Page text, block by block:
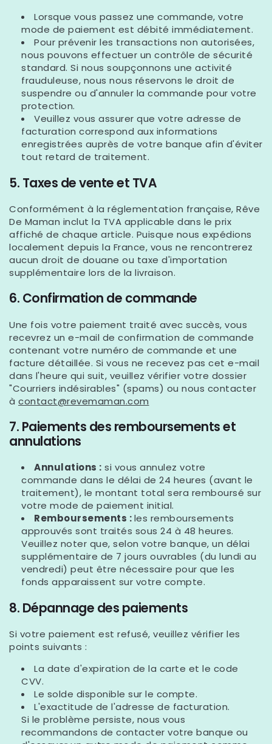
Lorsque vous passez une commande, votre
mode de paiement est débité immédiatement.
Pour prévenir les transactions non autorisées,
nous pouvons effectuer un contrôle de sécurité
standard. Si nous soupçonnons une activité
frauduleuse, nous nous réservons le droit de
suspendre ou d'annuler la commande pour votre
protection.
Veuillez vous assurer que votre adresse de
facturation correspond aux informations
enregistrées auprès de votre banque afin d'éviter
tout retard de traitement.
5. Taxes de vente et TVA
Conformément à la réglementation française, Rêve
De Maman inclut la TVA applicable dans le prix
affiché de chaque article. Puisque nous expédions
localement depuis la France, vous ne rencontrerez
aucun droit de douane ou taxe d'importation
supplémentaire lors de la livraison.
6. Confirmation de commande
Une fois votre paiement traité avec succès, vous
recevrez un e-mail de confirmation de commande
contenant votre numéro de commande et une
facture détaillée. Si vous ne recevez pas cet e-mail
dans l'heure qui suit, veuillez vérifier votre dossier
"Courriers indésirables" (spams) ou nous contacter
à contact@revemaman.com
7. Paiements des remboursements et
annulations
Annulations : si vous annulez votre
commande dans le délai de 24 heures (avant le
traitement), le montant total sera remboursé sur
votre mode de paiement initial.
Remboursements :les remboursements
approuvés sont traités sous 24 à 48 heures.
Veuillez noter que, selon votre banque, un délai
supplémentaire de 7 jours ouvrables (du lundi au
vendredi) peut être nécessaire pour que les
fonds apparaissent sur votre compte.
8. Dépannage des paiements
Si votre paiement est refusé, veuillez vérifier les
points suivants :
La date d'expiration de la carte et le code
CVV.
Le solde disponible sur le compte.
L'exactitude de l'adresse de facturation.
Si le problème persiste, nous vous
recommandons de contacter votre banque ou